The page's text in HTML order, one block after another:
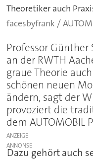
Theoretiker auch
facesbyfrank /
Professor Günther
an der RWTH
graue Theorie
schönen neuen
ändern, sagt der
provoziert die
dem AUTOMOBIL
ANZEIGE
Dazu gehört auch